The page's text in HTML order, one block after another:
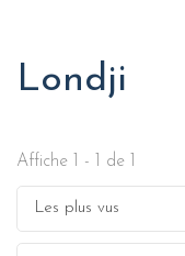
Londji
Affiche 1 - 1 de 1
Les plus vus